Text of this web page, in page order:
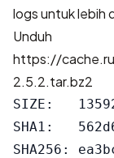
logsuntuk lebih
Unduh
https://
2.5.2.tar.bz2
SIZE:
SHA1:
SHA256: